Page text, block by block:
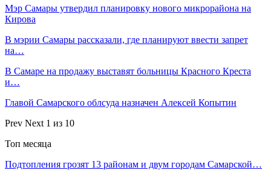
Мэр Самары утвердил планировку нового микрорайона на
Кирова
В мэрии Самары рассказали, где планируют ввести запрет
на…
В Самаре на продажу выставят больницы Красного Креста
и…
Главой Самарского облсуда назначен Алексей Копытин
Prev Next 1 из 10
Топ месяца
Подтопления грозят 13 районам и двум городам Самарской…